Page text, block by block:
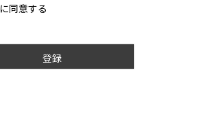
に同意する
登録